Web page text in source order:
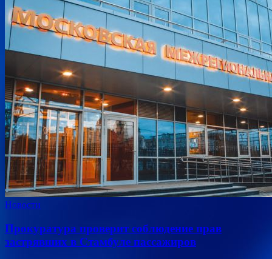
Новости
Прокуратура проверит соблюдение прав
застрявших в Стамбуле пассажиров